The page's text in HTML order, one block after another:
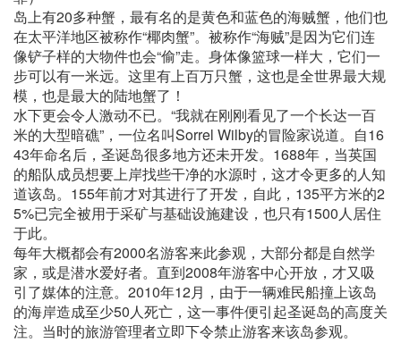
岛上有20多种蟹，最有名的是黄色和蓝色的海贼蟹，他们也
在太平洋地区被称作“椰肉蟹”。被称作“海贼”是因为它们连
像铲子样的大物件也会“偷”走。身体像篮球一样大，它们一
步可以有一米远。这里有上百万只蟹，这也是全世界最大规
模，也是最大的陆地蟹了！
水下更会令人激动不已。“我就在刚刚看见了一个长达一百
米的大型暗礁”，一位名叫Sorrel Wilby的冒险家说道。自16
43年命名后，圣诞岛很多地方还未开发。1688年，当英国
的船队成员想要上岸找些干净的水源时，这才令更多的人知
道该岛。155年前才对其进行了开发，自此，135平方米的2
5%已完全被用于采矿与基础设施建设，也只有1500人居住
于此。
每年大概都会有2000名游客来此参观，大部分都是自然学
家，或是潜水爱好者。直到2008年游客中心开放，才又吸
引了媒体的注意。2010年12月，由于一辆难民船撞上该岛
的海岸造成至少50人死亡，这一事件便引起圣诞岛的高度关
注。当时的旅游管理者立即下令禁止游客来该岛参观。